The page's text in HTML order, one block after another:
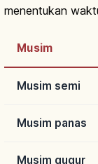
menentukan
Musim
Musim semi
Musim panas
Musim gugur